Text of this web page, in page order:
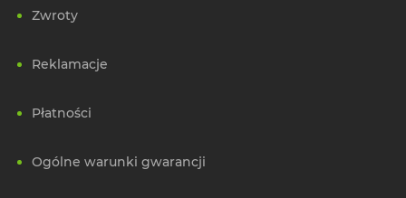
Zwroty
Reklamacje
Płatności
Ogólne warunki gwarancji